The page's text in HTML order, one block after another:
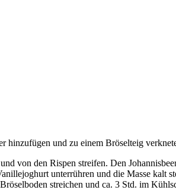
und zu einem Bröselteig
von den Rispen streifen. Den
unterrühren und die Masse kalt
streichen und ca. 3 Std. im